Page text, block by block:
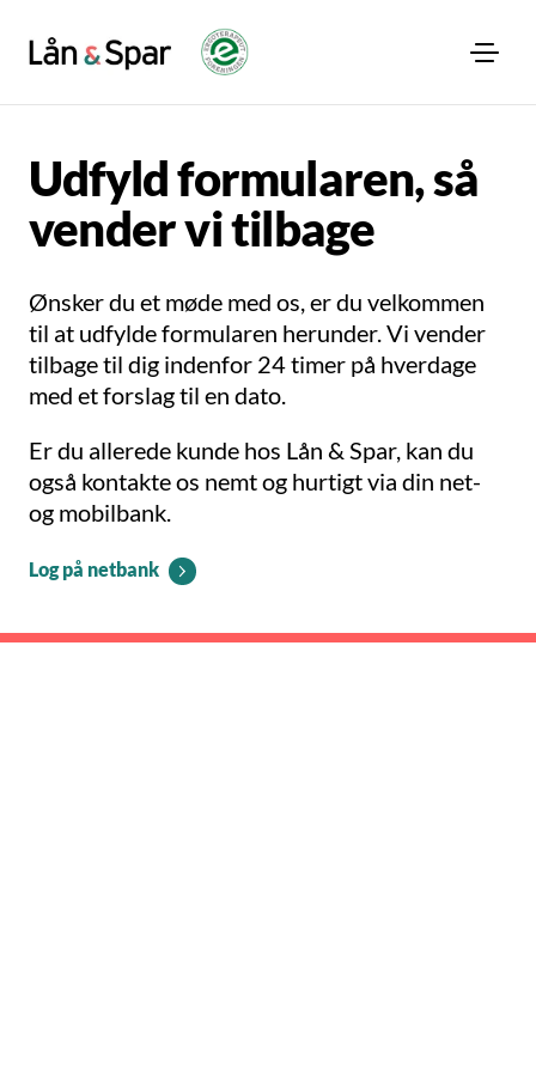
Udfyld formularen, så
vender vi tilbage
Ønsker du et møde med os, er du velkommen
til at udfylde formularen herunder. Vi vender
tilbage til dig indenfor 24 timer på hverdage
med et forslag til en dato.
Er du allerede kunde hos Lån & Spar, kan du
også kontakte os nemt og hurtigt via din net-
og mobilbank.
Log på netbank